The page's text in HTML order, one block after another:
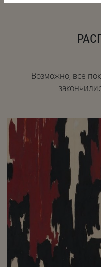
Возможно, все